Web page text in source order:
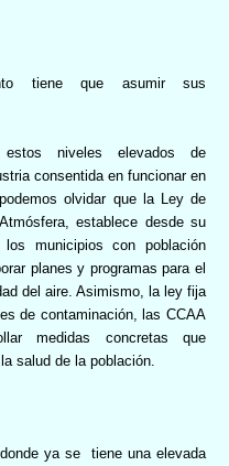
tiene que asumir sus
niveles elevados de
consentida en funcionar en
olvidar que la Leyde
establece desde su
municipios con población
planes y programas para el
del aire. Asimismo, la ley fija
de contaminación, las CCAA
medidas concretas que
salud de la población.
ya se
tiene una elevada